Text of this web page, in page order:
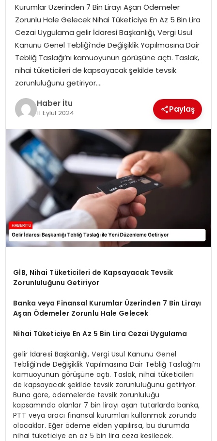
MAGAZIN
SPOR
YAŞAM
Kurumlar Üzerinden 7 Bin Lirayı Aşan Ödemeler
Zorunlu Hale Gelecek Nihai Tüketiciye En Az 5 Bin Lira
Cezai Uygulama gelir İdaresi Başkanlığı, Vergi Usul
Kanunu Genel Tebliği’nde Değişiklik Yapılmasına Dair
Tebliğ Taslağı’nı kamuoyunun görüşüne açtı. Taslak,
nihai tüketicileri de kapsayacak şekilde tevsik
zorunluluğunu getiriyor….
Haber İtu
11 Eylül 2024 Paylaş
GİB, Nihai Tüketicileri de Kapsayacak Tevsik
Zorunluluğunu Getiriyor
Banka veya Finansal Kurumlar Üzerinden 7 Bin Lirayı
Aşan Ödemeler Zorunlu Hale Gelecek
Nihai Tüketiciye En Az 5 Bin Lira Cezai Uygulama
gelir İdaresi Başkanlığı, Vergi Usul Kanunu Genel
Tebliği’nde Değişiklik Yapılmasına Dair Tebliğ Taslağı’nı
kamuoyunun görüşüne açtı. Taslak, nihai tüketicileri
de kapsayacak şekilde tevsik zorunluluğunu getiriyor.
Buna göre, ödemelerde tevsik zorunluluğu
kapsamında olanlar 7 bin lirayı aşan tutarlarda banka,
PTT veya aracı finansal kurumları kullanmak zorunda
olacaklar. Eğer ödeme elden yapılırsa, bu durumda
nihai tüketiciye en az 5 bin lira ceza kesilecek.